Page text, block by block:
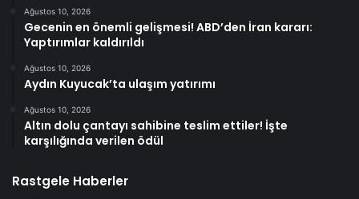
Ağustos 10, 2026
Gecenin en önemli gelişmesi! ABD’den İran kararı:
Yaptırımlar kaldırıldı
Ağustos 10, 2026
Aydın Kuyucak’ta ulaşım yatırımı
Ağustos 10, 2026
Altın dolu çantayı sahibine teslim ettiler! İşte
karşılığında verilen ödül
Rastgele Haberler